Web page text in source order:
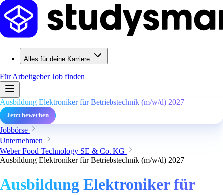
Alles für deine Karriere
Für ArbeitgeberJob finden
Ausbildung Elektroniker für Betriebstechnik (m/w/d) 2027
Jetzt bewerben
Jobbörse
Unternehmen
Weber Food Technology SE & Co. KG
Ausbildung Elektroniker für Betriebstechnik (m/w/d) 2027
Ausbildung Elektroniker für